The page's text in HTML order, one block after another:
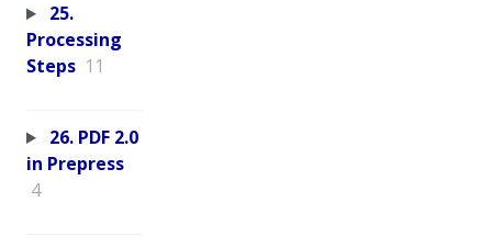
25.
Processing
Steps 11
26. PDF 2.0
in Prepress
4